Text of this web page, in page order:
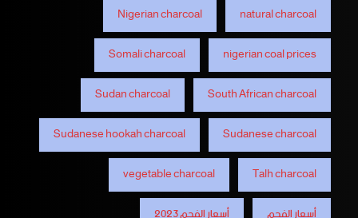
natural charcoal
Nigerian charcoal
nigerian coal prices
Somali charcoal
South African charcoal
Sudan charcoal
Sudanese charcoal
Sudanese hookah charcoal
Talh charcoal
vegetable charcoal